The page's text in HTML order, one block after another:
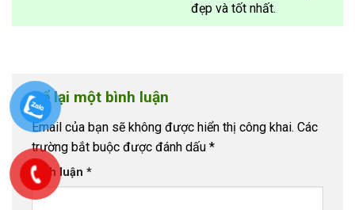
đẹp và tốt nhất.
Để lại một bình luận
Email của bạn sẽ không được hiển thị công khai. Các
trường bắt buộc được đánh dấu *
Bình luận *